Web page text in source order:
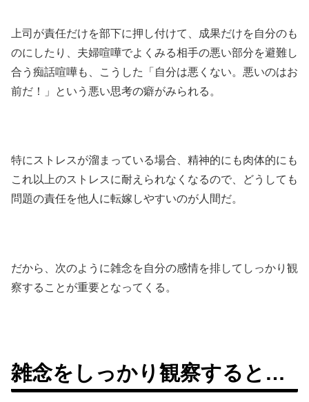
上司が責任だけを部下に押し付けて、成果だけを自分のも
のにしたり、夫婦喧嘩でよくみる相手の悪い部分を避難し
合う痴話喧嘩も、こうした「自分は悪くない。悪いのはお
前だ！」という悪い思考の癖がみられる。
特にストレスが溜まっている場合、精神的にも肉体的にも
これ以上のストレスに耐えられなくなるので、どうしても
問題の責任を他人に転嫁しやすいのが人間だ。
だから、次のように雑念を自分の感情を排してしっかり観
察することが重要となってくる。
雑念をしっかり観察すると…